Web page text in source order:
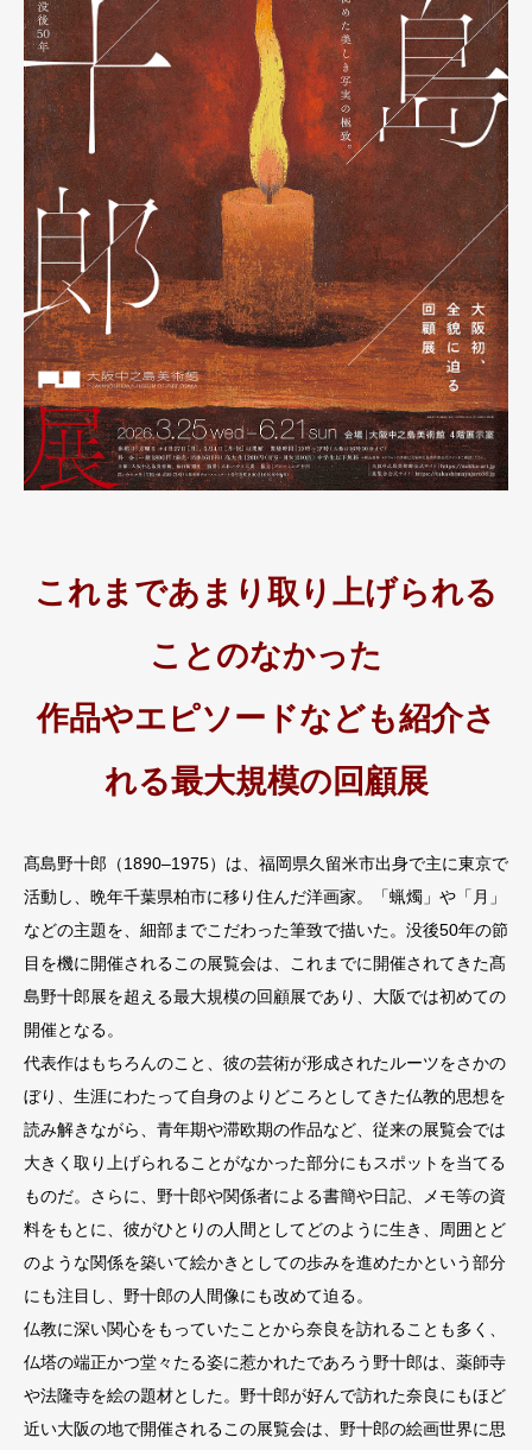
これまであまり取り上げられる
ことのなかった
作品やエピソードなども紹介さ
れる最大規模の回顧展
髙島野⼗郎（1890–1975）は、福岡県久留⽶市出⾝で主に東京で
活動し、晩年千葉県柏市に移り住んだ洋画家。「蝋燭」や「⽉」
などの主題を、細部までこだわった筆致で描いた。没後50年の節
⽬を機に開催されるこの展覧会は、これまでに開催されてきた髙
島野⼗郎展を超える最⼤規模の回顧展であり、⼤阪では初めての
開催となる。
代表作はもちろんのこと、彼の芸術が形成されたルーツをさかの
ぼり、⽣涯にわたって⾃⾝のよりどころとしてきた仏教的思想を
読み解きながら、⻘年期や滞欧期の作品など、従来の展覧会では
⼤きく取り上げられることがなかった部分にもスポットを当てる
ものだ。さらに、野⼗郎や関係者による書簡や⽇記、メモ等の資
料をもとに、彼がひとりの⼈間としてどのように⽣き、周囲とど
のような関係を築いて絵かきとしての歩みを進めたかという部分
にも注⽬し、野⼗郎の⼈間像にも改めて迫る。
仏教に深い関⼼をもっていたことから奈良を訪れることも多く、
仏塔の端正かつ堂々たる姿に惹かれたであろう野⼗郎は、薬師寺
や法隆寺を絵の題材とした。野⼗郎が好んで訪れた奈良にもほど
近い⼤阪の地で開催されるこの展覧会は、野⼗郎の絵画世界に思